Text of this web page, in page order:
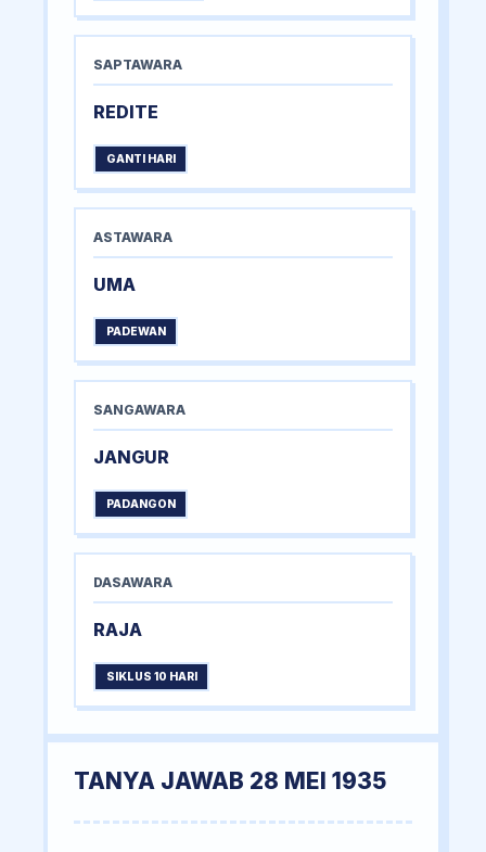
SAPTAWARA
REDITE
GANTI HARI
ASTAWARA
UMA
PADEWAN
SANGAWARA
JANGUR
PADANGON
DASAWARA
RAJA
SIKLUS 10 HARI
TANYA JAWAB 28 MEI 1935